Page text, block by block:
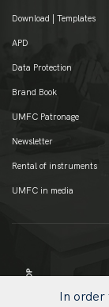
Download | Templates
APD
Data Protection
Brand Book
UMFC Patronage
Newsletter
Rental of instruments
UMFC in media
In order